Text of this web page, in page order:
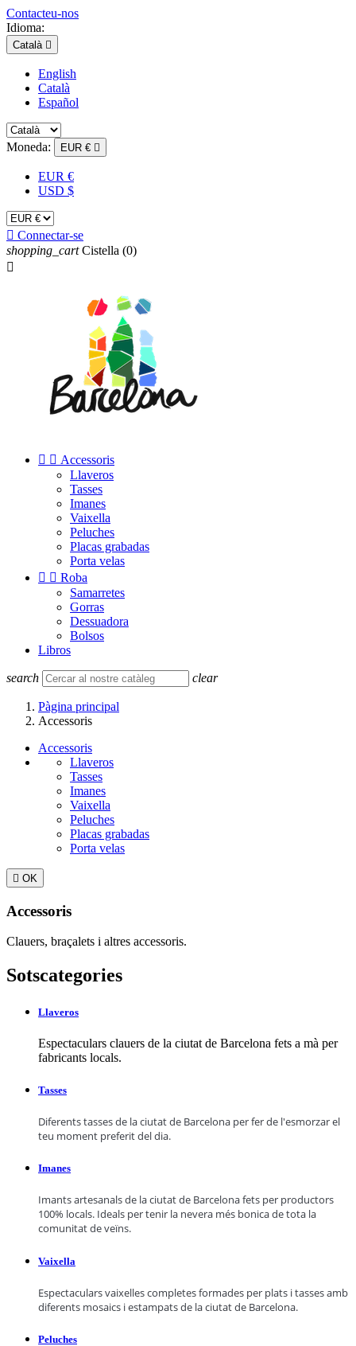
Contacteu-nos
Idioma:
Català 
English
Català
Español
Moneda: EUR € 
EUR €
USD $
 Connectar-se
shopping_cart Cistella (0)

  Accessoris
Llaveros
Tasses
Imanes
Vaixella
Peluches
Placas grabadas
Porta velas
  Roba
Samarretes
Gorras
Dessuadora
Bolsos
Libros
search clear
Pàgina principal
Accessoris
Accessoris
Llaveros
Tasses
Imanes
Vaixella
Peluches
Placas grabadas
Porta velas
 OK
Accessoris
Clauers, braçalets i altres accessoris.
Sotscategories
Llaveros
Espectaculars clauers de la ciutat de Barcelona fets a mà per
fabricants locals.
Tasses
Diferents tasses de la ciutat de Barcelona per fer de l'esmorzar el
teu moment preferit del dia.
Imanes
Imants artesanals de la ciutat de Barcelona fets per productors
100% locals. Ideals per tenir la nevera més bonica de tota la
comunitat de veïns.
Vaixella
Espectaculars vaixelles completes formades per plats i tasses amb
diferents mosaics i estampats de la ciutat de Barcelona.
Peluches